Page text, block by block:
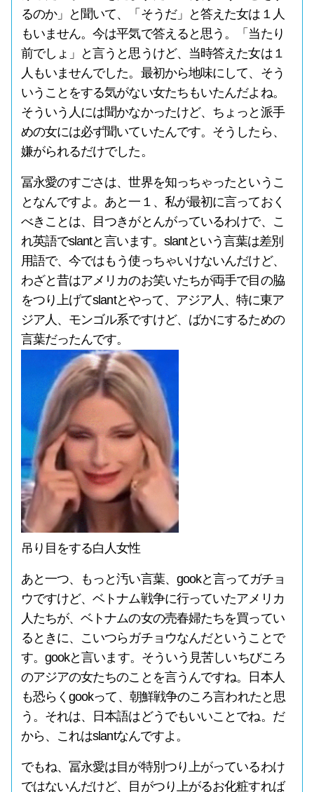
るのか」と聞いて、「そうだ」と答えた女は１人
もいません。今は平気で答えると思う。「当たり
前でしょ」と言うと思うけど、当時答えた女は１
人もいませんでした。最初から地味にして、そう
いうことをする気がない女たちもいたんだよね。
そういう人には聞かなかったけど、ちょっと派手
めの女には必ず聞いていたんです。そうしたら、
嫌がられるだけでした。
冨永愛のすごさは、世界を知っちゃったというこ
となんですよ。あと一１、私が最初に言っておく
べきことは、目つきがとんがっているわけで、こ
れ英語でslantと言います。slantという言葉は差別
用語で、今ではもう使っちゃいけないんだけど、
わざと昔はアメリカのお笑いたちが両手で目の脇
をつり上げてslantとやって、アジア人、特に東ア
ジア人、モンゴル系ですけど、ばかにするための
言葉だったんです。
吊り目をする白人女性
あと一つ、もっと汚い言葉、gookと言ってガチョ
ウですけど、ベトナム戦争に行っていたアメリカ
人たちが、ベトナムの女の売春婦たちを買ってい
るときに、こいつらガチョウなんだということで
す。gookと言います。そういう見苦しいちびころ
のアジアの女たちのことを言うんですね。日本人
も恐らくgookって、朝鮮戦争のころ言われたと思
う。それは、日本語はどうでもいいことでね。だ
から、これはslantなんですよ。
でもね、冨永愛は目が特別つり上がっているわけ
ではないんだけど、目がつり上がるお化粧すれば